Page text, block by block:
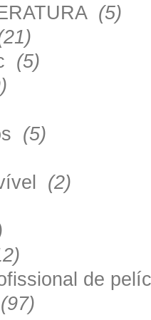
(5)
(5)
(5)
(2)
de
(97)